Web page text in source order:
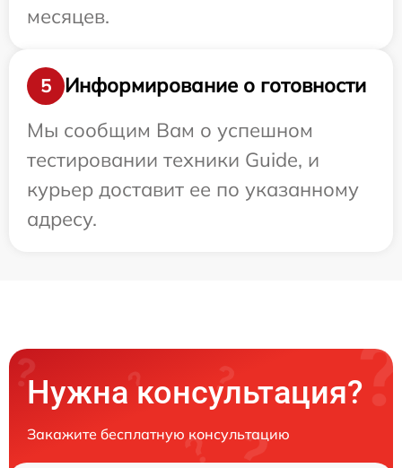
месяцев.
5
Информирование о готовности
Мы сообщим Вам о успешном
тестировании техники Guide, и
курьер доставит ее по указанному
адресу.
Нужна консультация?
Закажите бесплатную консультацию